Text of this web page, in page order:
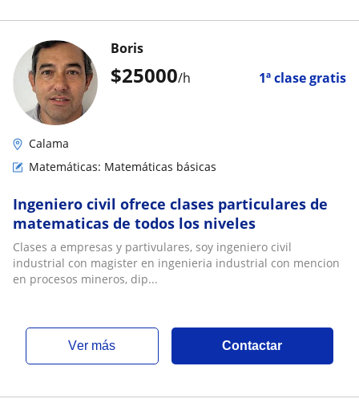
$25000/h 1ª clase gratis
Boris
Calama
Matemáticas: Matemáticas básicas
Ingeniero civil ofrece clases particulares de
matematicas de todos los niveles
Clases a empresas y partivulares, soy ingeniero civil
industrial con magister en ingenieria industrial con mencion
en procesos mineros, dip...
ver más Contactar